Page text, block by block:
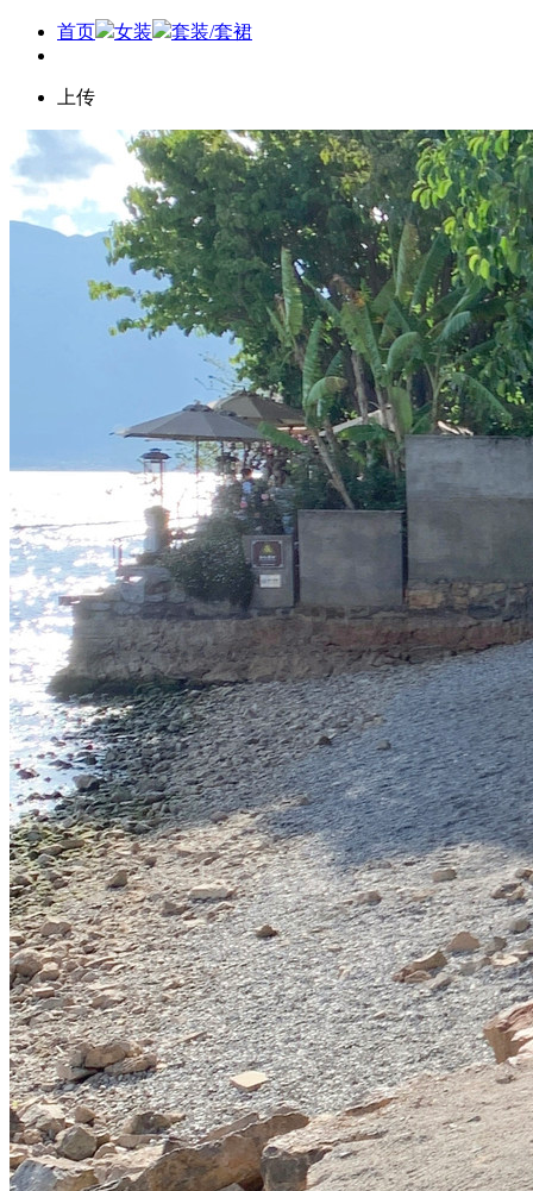
首页 女装 套装/套裙
上传